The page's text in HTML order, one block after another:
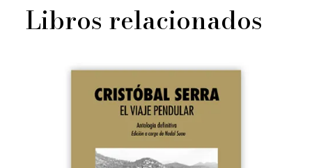
Libros relacionados